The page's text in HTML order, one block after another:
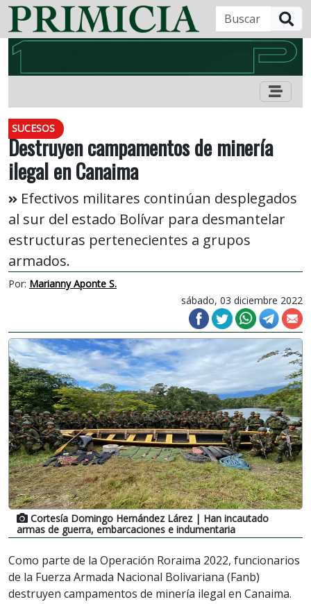
SUCESOS
Destruyen campamentos de minería
ilegal en Canaima
Efectivos militares continúan desplegados
al sur del estado Bolívar para desmantelar
estructuras pertenecientes a grupos
armados.
Por: Marianny Aponte S.
sábado, 03 diciembre 2022
Cortesía Domingo Hernández Lárez | Han incautado
armas de guerra, embarcaciones e indumentaria
Como parte de la Operación Roraima 2022, funcionarios
de la Fuerza Armada Nacional Bolivariana (Fanb)
destruyen campamentos de minería ilegal en Canaima.